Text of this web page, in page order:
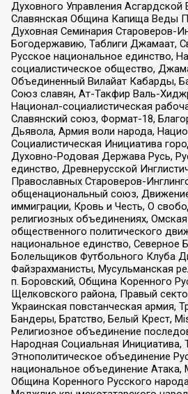
Духовного Управления Асгардской
Славянская Община Капища Веды
Духовная Семинария Староверов-
Богодержавию, Таблиги Джамаат,
Русское национальное единство,
социалистическое общество,
Объединенный Вилайат Кабарды,
Союз славян, Ат-Такфир Валь-
Национал-социалистическая
Славянский союз, Формат-18,
Дьявола, Армия воли народа,
Социалистическая Инициатива
Духовно-Родовая Держава Русь,
единство, Древнерусской
Православных Староверов-
общенациональный союз,
иммиграции, Кровь и Честь, О
религиозных объединениях,
общественного политического
национальное единство, Северное
Болельщиков Футбольного Клуба
Файзрахманисты, Мусульманская
п. Боровский, Община Коренного
Щелковского района, Правый
Украинская повстанческая армия,
Бандеры, Братство, Белый Крест,
Религиозное объединение
Народная Социальная Инициатива,
Этнополитическое объединение
национальное объединение
Община Коренного Русского